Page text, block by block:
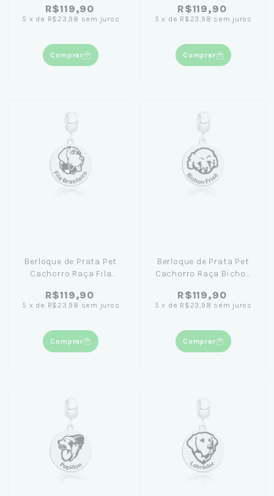
R$119,90
5 x de R$23,98 sem juros
Comprar
R$119,90
5 x de R$23,98 sem juros
Comprar
Berloque de Prata Pet
Cachorro Raça Fila
R$119,90
5 x de R$23,98 sem juros
Comprar
Berloque de Prata Pet
Cachorro Raça Bichon
R$119,90
5 x de R$23,98 sem juros
Comprar